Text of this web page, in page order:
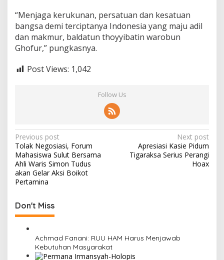
“Menjaga kerukunan, persatuan dan kesatuan
bangsa demi terciptanya Indonesia yang maju adil
dan makmur, baldatun thoyyibatin warobun
Ghofur,” pungkasnya.
Post Views: 1,042
Follow Us
P
o
s
t
a
Previous post
Tolak Negosiasi, Forum
Mahasiswa Sulut Bersama
Ahli Waris Simon Tudus
akan Gelar Aksi Boikot
Pertamina
Next post
Apresiasi Kasie Pidum
Tigaraksa Serius Perangi
Hoax
Don't Miss
Achmad Fanani: RUU HAM Harus Menjawab
Kebutuhan Masyarakat